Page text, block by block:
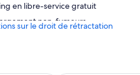
en libre-service gratuit
non-fumeurs
gratuit.
sur le droit de rétractation